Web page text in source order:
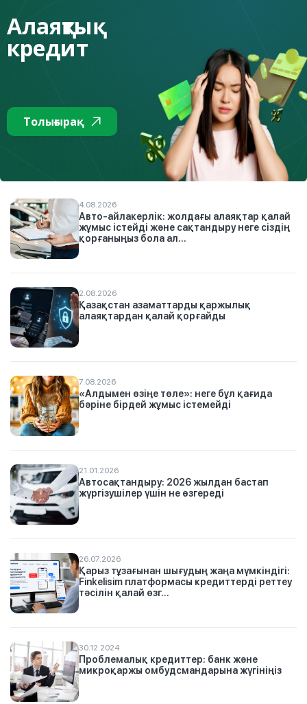
Толығырақ мына болімнен
Тізімге
Аптаның үздік
жаңалықтары
4.08.2026
Авто-айлакерлік: жолдағы алаяқтар қалай
жұмыс істейді және сақтандыру неге сіздің
қорғаныңыз бола ал...
2.08.2026
Қазақстан азаматтарды қаржылық
алаяқтардан қалай қорғайды
7.08.2026
«Алдымен өзіңе төле»: неге бұл қағида
бәріне бірдей жұмыс істемейді
21.01.2026
Автосақтандыру: 2026 жылдан бастап
жүргізушілер үшін не өзгереді
26.07.2026
Қарыз тұзағынан шығудың жаңа мүмкіндігі:
Finkelisim платформасы кредиттерді реттеу
тәсілін қалай өзг...
30.12.2024
Проблемалық кредиттер: банк және
микроқаржы омбудсмандарына жүгініңіз
Алаяқтық
кредит
Толығырақ